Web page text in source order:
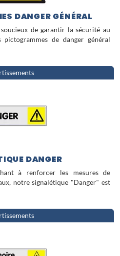
DANGER GÉNÉRAL
de garantir la sécurité au
de danger général
DANGER
à renforcer les mesures de
notre signalétique "Danger" est